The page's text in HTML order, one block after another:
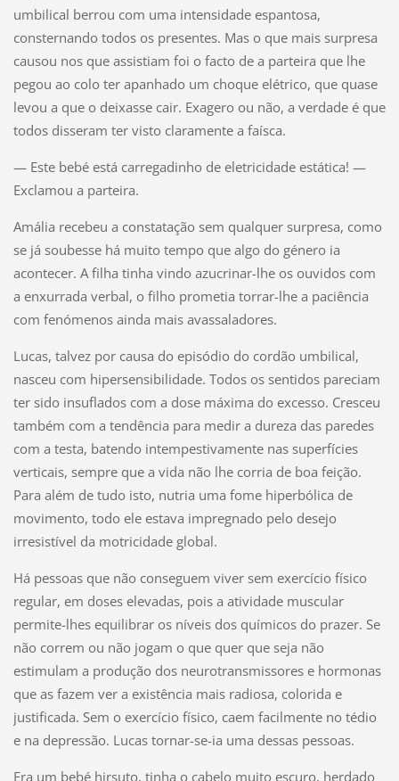
umbilical berrou com uma intensidade espantosa,
consternando todos os presentes. Mas o que mais surpresa
causou nos que assistiam foi o facto de a parteira que lhe
pegou ao colo ter apanhado um choque elétrico, que quase
levou a que o deixasse cair. Exagero ou não, a verdade é que
todos disseram ter visto claramente a faísca.
— Este bebé está carregadinho de eletricidade estática! —
Exclamou a parteira.
Amália recebeu a constatação sem qualquer surpresa, como
se já soubesse há muito tempo que algo do género ia
acontecer. A filha tinha vindo azucrinar-lhe os ouvidos com
a enxurrada verbal, o filho prometia torrar-lhe a paciência
com fenómenos ainda mais avassaladores.
Lucas, talvez por causa do episódio do cordão umbilical,
nasceu com hipersensibilidade. Todos os sentidos pareciam
ter sido insuflados com a dose máxima do excesso. Cresceu
também com a tendência para medir a dureza das paredes
com a testa, batendo intempestivamente nas superfícies
verticais, sempre que a vida não lhe corria de boa feição.
Para além de tudo isto, nutria uma fome hiperbólica de
movimento, todo ele estava impregnado pelo desejo
irresistível da motricidade global.
Há pessoas que não conseguem viver sem exercício físico
regular, em doses elevadas, pois a atividade muscular
permite-lhes equilibrar os níveis dos químicos do prazer. Se
não correm ou não jogam o que quer que seja não
estimulam a produção dos neurotransmissores e hormonas
que as fazem ver a existência mais radiosa, colorida e
justificada. Sem o exercício físico, caem facilmente no tédio
e na depressão. Lucas tornar-se-ia uma dessas pessoas.
Era um bebé hirsuto, tinha o cabelo muito escuro, herdado